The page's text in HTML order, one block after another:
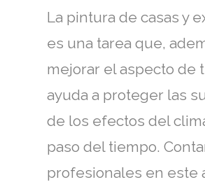
La pintura de casas y
es una tarea que,
mejorar el aspecto de
ayuda a proteger las
de los efectos del
paso del tiempo.
profesionales en este